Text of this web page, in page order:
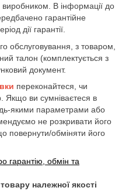
виробником. В інформації до
гарантійне
дії гарантії.
обслуговування, з товаром,
талон (комплектується з
документ.
переконайтеся, чи
Якщо ви сумніваєтеся в
якими параметрами або
не розкривати його
повернути/обміняти його
гарантію, обмін та
належної якості